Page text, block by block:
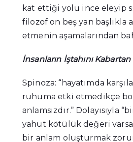
kat ettiği yolu ince eleyip
filozof on beş yan başlıkla
etmenin aşamalarından
İnsanların İştahını
Spinoza: “hayatımda
ruhuma etki etmedikçe
anlamsızdır.” Dolayısıyla
yahut kötülük değeri varsa
bir anlam oluşturmak